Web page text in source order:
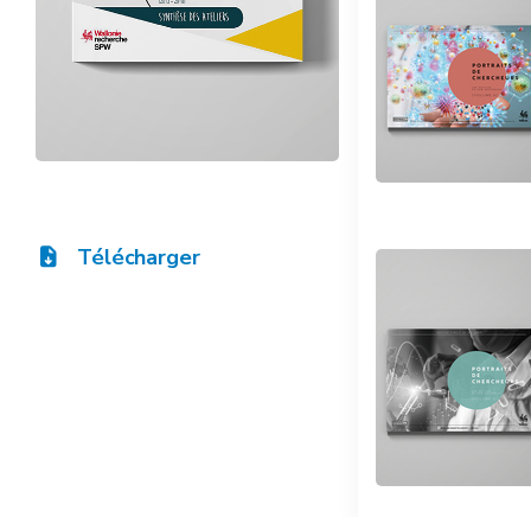
Télécharger